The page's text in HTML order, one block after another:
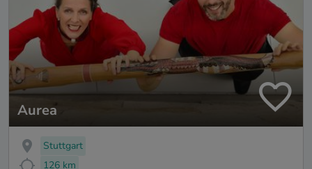
Aurea
Stuttgart
126 km